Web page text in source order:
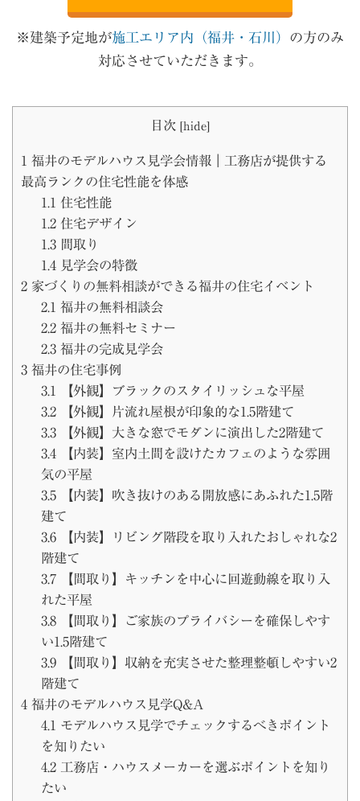
※建築予定地が施工エリア内（福井・石川） の方のみ
対応させていただきます。
目次 [hide]
1 福井のモデルハウス見学会情報｜工務店が提供する
最高ランクの住宅性能を体感
1.1
住宅性能
1.2住宅デザイン
1.3間取り
1.4見学会の特徴
2 家づくりの無料相談ができる福井の住宅イベント
2.1 福井の無料相談会
2.2福井の無料セミナー
2.3福井の完成見学会
3 福井の住宅事例
3.1
【外観】ブラックのスタイリッシュな平屋
3.2【外観】片流れ屋根が印象的な1.5階建て
3.3【外観】大きな窓でモダンに演出した2階建て
3.4【内装】室内土間を設けたカフェのような雰囲
気の平屋
3.5【内装】吹き抜けのある開放感にあふれた1.5階
建て
3.6【内装】リビング階段を取り入れたおしゃれな2
階建て
3.7【間取り】キッチンを中心に回遊動線を取り入
れた平屋
3.8【間取り】ご家族のプライバシーを確保しやす
い1.5階建て
3.9【間取り】収納を充実させた整理整頓しやすい2
階建て
4 福井のモデルハウス見学Q&A
4.1
モデルハウス見学でチェックするべきポイント
を知りたい
4.2工務店・ハウスメーカーを選ぶポイントを知り
たい